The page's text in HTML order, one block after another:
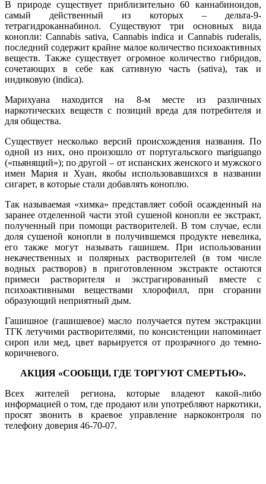
В природе существует приблизительно 60 каннабиноидов,
самый действенный из которых – дельта-9-
тетрагидроканнабинол. Существуют три основных вида
конопли: Cannabis sativa, Cannabis indica и Cannabis ruderalis,
последний содержит крайне малое количество психоактивных
веществ. Также существует огромное количество гибридов,
сочетающих в себе как сативную часть (sativa), так и
индиковую (indica).
Марихуана находится на 8-м месте из различных
наркотических веществ с позиций вреда для потребителя и
для общества.
Существует несколько версий происхождения названия. По
одной из них, оно произошло от португальского mariguango
(«пьянящий»); по другой – от испанских женского и мужского
имен Мария и Хуан, якобы использовавшихся в названии
сигарет, в которые стали добавлять коноплю.
Так называемая «химка» представляет собой осажденный на
заранее отделенной части этой сушеной конопли ее экстракт,
полученный при помощи растворителей. В том случае, если
доля сушеной конопли в получившемся продукте невелика,
его также могут называть гашишем. При использовании
некачественных и полярных растворителей (в том числе
водных растворов) в приготовленном экстракте остаются
примеси растворителя и экстрагированный вместе с
психоактивными веществами хлорофилл, при сгорании
образующий неприятный дым.
Гашишное (гашишевое) масло получается путем экстракции
ТГК летучими растворителями, по консистенции напоминает
сироп или мед, цвет варьируется от прозрачного до темно-
коричневого.
АКЦИЯ «СООБЩИ, ГДЕ ТОРГУЮТ СМЕРТЬЮ».
Всех жителей региона, которые владеют какой-либо
информацией о том, где продают или употребляют наркотики,
просят звонить в краевое управление наркоконтроля по
телефону доверия 46-70-07.